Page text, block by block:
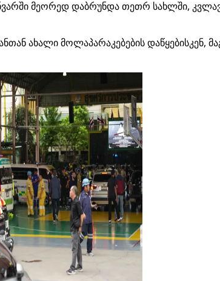
მეორედ დაბრუნდა თეთრ სახლში,
ახალი მოლაპარაკებების დაწყებისკენ,